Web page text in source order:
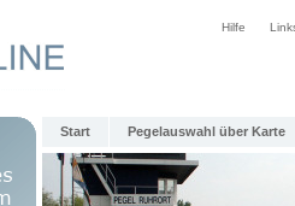
Hilfe
Start Pegelauswahl über Karte